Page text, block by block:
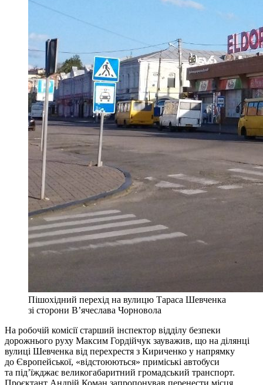
Пішохідний перехід на вулицю Тараса Шевченка
зі сторони В’ячеслава Чорновола
На робочій комісії старший інспектор відділу безпеки
дорожнього руху Максим Гордійчук зауважив, що на ділянці
вулиці Шевченка від перехрестя з Кириченко у напрямку
до Європейської, «відстоюються» приміські автобуси
та під’їжджає великогабаритний громадський транспорт.
Проєктант Андрій Коман запропонував перенести місця